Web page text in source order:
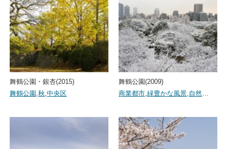
舞鶴公園・銀杏(2015)
舞鶴公園 ,秋,中央区
舞鶴公園(2009)
商業都市,緑豊かな風景,自然…